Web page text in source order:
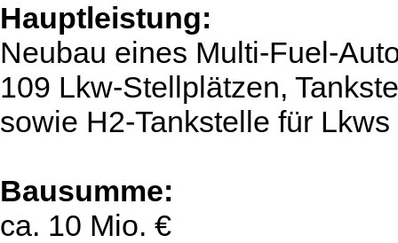
Hauptleistung:
Neubau eines Multi-Fuel-
109 Lkw-Stellplätzen,
sowie H2-Tankstelle für
Bausumme:
ca. 10 Mio. €